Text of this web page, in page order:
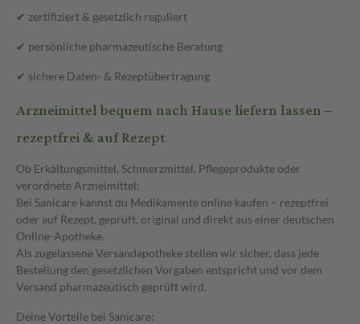
✔ zertifiziert & gesetzlich reguliert
✔ persönliche pharmazeutische Beratung
✔ sichere Daten- & Rezeptübertragung
Arzneimittel bequem nach Hause liefern lassen –
rezeptfrei & auf Rezept
Ob Erkältungsmittel, Schmerzmittel, Pflegeprodukte oder
verordnete Arzneimittel:
Bei Sanicare kannst du Medikamente online kaufen – rezeptfrei
oder auf Rezept, geprüft, original und direkt aus einer deutschen
Online-Apotheke.
Als zugelassene Versandapotheke stellen wir sicher, dass jede
Bestellung den gesetzlichen Vorgaben entspricht und vor dem
Versand pharmazeutisch geprüft wird.
Deine Vorteile bei Sanicare: